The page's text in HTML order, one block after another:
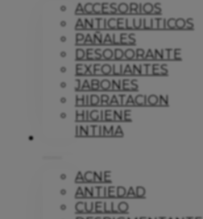
ACCESORIOS
ANTICELULITICOS
PAÑALES
DESODORANTE
EXFOLIANTES
JABONES
HIDRATACION
HIGIENE
INTIMA
Dermo
ACNE
ANTIEDAD
CUELLO